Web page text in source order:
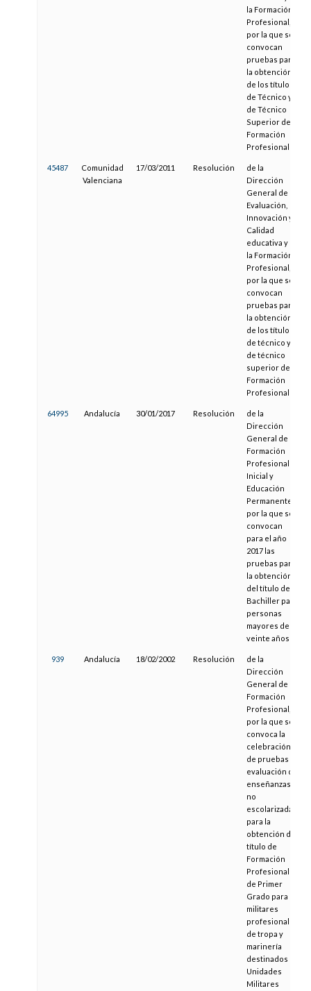
la Formación
Profesional,
por la que se
convocan
pruebas para
la obtención
de los títulos
de Técnico y
de Técnico
Superior de
Formación
Profesional
45487
Comunidad
Valenciana
17/03/2011 Resolución
de la
Dirección
General de
Evaluación,
Innovación y
Calidad
educativa y de
la Formación
Profesional,
por la que se
convocan
pruebas para
la obtención
de los títulos
de técnico y
de técnico
superior de
Formación
Profesional
64995 Andalucía 30/01/2017 Resolución
de la
Dirección
General de
Formación
Profesional
Inicial y
Educación
Permanente,
por la que se
convocan
para el año
2017 las
pruebas para
la obtención
del título de
Bachiller para
personas
mayores de
veinte años
939 Andalucía 18/02/2002 Resolución
de la
Dirección
General de
Formación
Profesional,
por la que se
convoca la
celebración
de pruebas de
evaluación de
enseñanzas
no
escolarizadas
para la
obtención del
título de
Formación
Profesional
de Primer
Grado para
militares
profesionales
de tropa y
marinería
destinados en
Unidades
Militares